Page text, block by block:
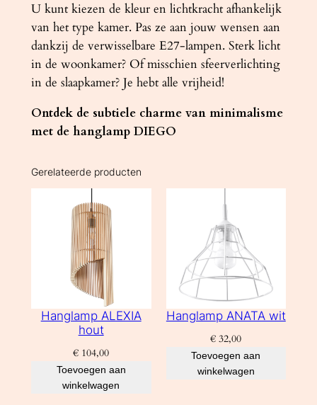
U kunt kiezen de kleur en lichtkracht afhankelijk
van het type kamer. Pas ze aan jouw wensen aan
dankzij de verwisselbare E27-lampen. Sterk licht
in de woonkamer? Of misschien sfeerverlichting
in de slaapkamer? Je hebt alle vrijheid!
Ontdek de subtiele charme van minimalisme
met de hanglamp DIEGO
Gerelateerde producten
Hanglamp ALEXIA
hout
€ 104,00
Toevoegen aan
winkelwagen
Hanglamp ANATA wit
€ 32,00
Toevoegen aan
winkelwagen